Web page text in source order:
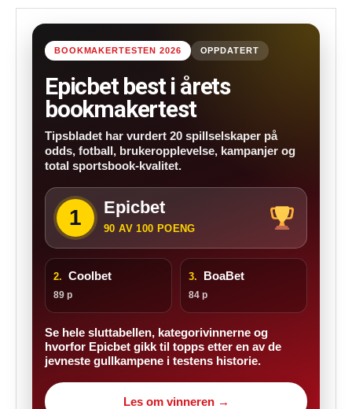
BOOKMAKERTESTEN 2026 OPPDATERT
Epicbet best i årets
bookmakertest
Tipsbladet har vurdert 20 spillselskaper på
odds, fotball, brukeropplevelse, kampanjer og
total sportsbook-kvalitet.
1 Epicbet
90 AV 100 POENG
2. Coolbet
89 p
3. BoaBet
84 p
Se hele sluttabellen, kategorivinnerne og
hvorfor Epicbet gikk til topps etter en av de
jevneste gullkampene i testens historie.
Les om vinneren →